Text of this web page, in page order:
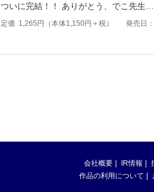
ついに完結！！ ありがとう、でこ先生
定価 1,265 円（本体1,150円＋税） 発売日
会社概要 IR情報
作品の利用について